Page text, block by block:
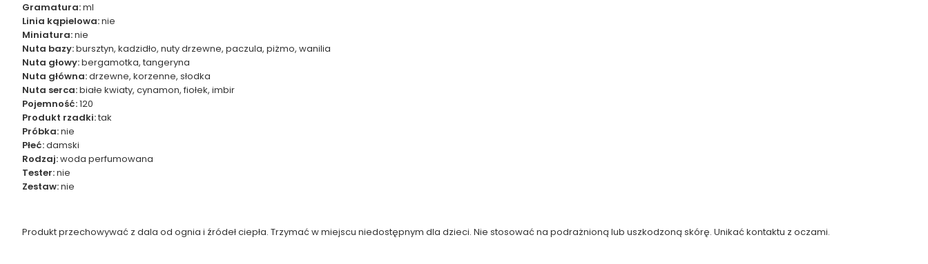
Gramatura:ml
Linia kąpielowa:nie
Miniatura:nie
Nuta bazy:bursztyn, kadzidło, nuty drzewne, paczula, piżmo, wanilia
Nuta głowy:bergamotka, tangeryna
Nuta główna:drzewne, korzenne, słodka
Nuta serca:białe kwiaty, cynamon, fiołek, imbir
Pojemność:120
Produkt rzadki:tak
Próbka:nie
Płeć:damski
Rodzaj:woda perfumowana
Tester:nie
Zestaw:nie
Produkt przechowywać z dala od ognia i źródeł ciepła. Trzymać w miejscu niedostępnym dla dzieci. Nie stosować na podrażnioną lub uszkodzoną skórę. Unikać kontaktu z oczami.